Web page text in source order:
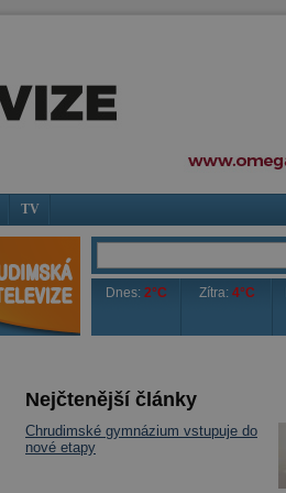
TV
Dnes:2°C Zítra:4°C
Nejčtenější články
Chrudimské gymnázium vstupuje do
nové etapy